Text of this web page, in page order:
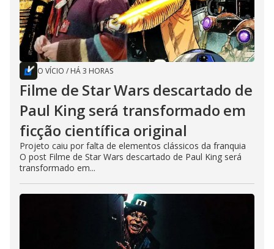
O VÍCIO / HÁ 3 HORAS
Filme de Star Wars descartado de
Paul King será transformado em
ficção científica original
Projeto caiu por falta de elementos clássicos da franquia
O post Filme de Star Wars descartado de Paul King será
transformado em...